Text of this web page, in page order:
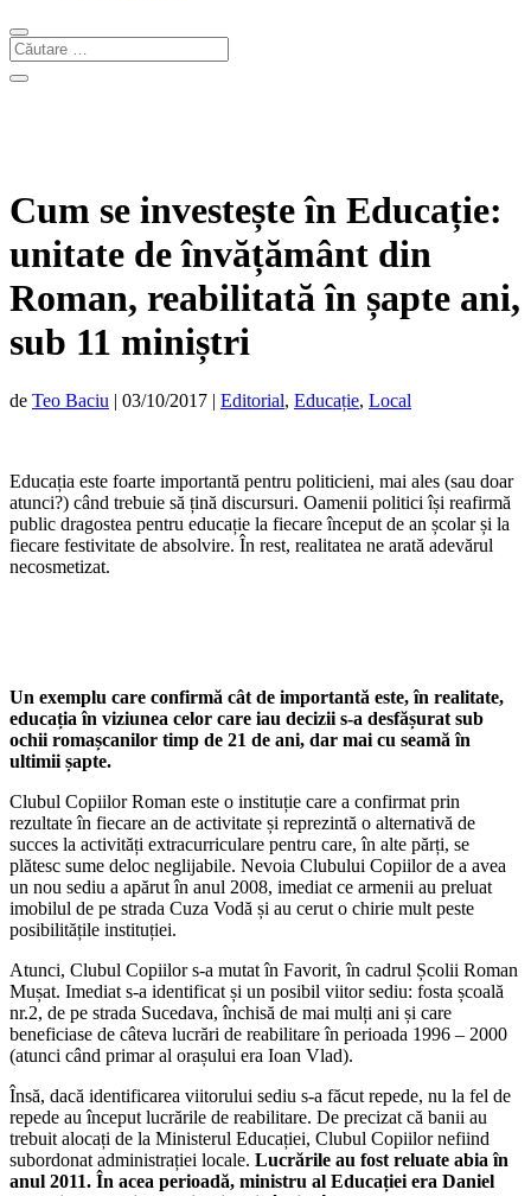
Cum se investește în Educație:
unitate de învățământ din
Roman, reabilitată în șapte ani,
sub 11 miniștri
de Teo Baciu | 03/10/2017 | Editorial, Educație, Local
Educația este foarte importantă pentru politicieni, mai ales (sau doar
atunci?) când trebuie să țină discursuri. Oamenii politici își reafirmă
public dragostea pentru educație la fiecare început de an școlar și la
fiecare festivitate de absolvire. În rest, realitatea ne arată adevărul
necosmetizat.
Un exemplu care confirmă cât de importantă este, în realitate,
educația în viziunea celor care iau decizii s-a desfășurat sub
ochii romașcanilor timp de 21 de ani, dar mai cu seamă în
ultimii șapte.
Clubul Copiilor Roman este o instituție care a confirmat prin
rezultate în fiecare an de activitate și reprezintă o alternativă de
succes la activități extracurriculare pentru care, în alte părți, se
plătesc sume deloc neglijabile. Nevoia Clubului Copiilor de a avea
un nou sediu a apărut în anul 2008, imediat ce armenii au preluat
imobilul de pe strada Cuza Vodă și au cerut o chirie mult peste
posibilitățile instituției.
Atunci, Clubul Copiilor s-a mutat în Favorit, în cadrul Școlii Roman
Mușat. Imediat s-a identificat și un posibil viitor sediu: fosta școală
nr.2, de pe strada Sucedava, închisă de mai mulți ani și care
beneficiase de câteva lucrări de reabilitare în perioada 1996 – 2000
(atunci când primar al orașului era Ioan Vlad).
Însă, dacă identificarea viitorului sediu s-a făcut repede, nu la fel de
repede au început lucrările de reabilitare. De precizat că banii au
trebuit alocați de la Ministerul Educației, Clubul Copiilor nefiind
subordonat administrației locale. Lucrările au fost reluate abia în
anul 2011. În acea perioadă, ministru al Educației era Daniel